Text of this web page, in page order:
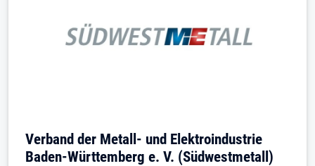
Verband der Metall- und Elektroindustrie
Baden-Württemberg e. V. (Südwestmetall)